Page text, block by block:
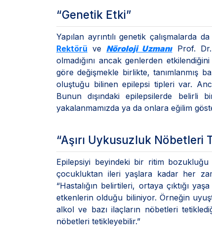
“Genetik Etki”
Yapılan ayrıntılı genetik çalışmalarda
Rektörü veNöroloji UzmanıProf. Dr.
olmadığını ancak genlerden
göre değişmekle birlikte, tanımlanmış
oluştuğu bilinen epilepsi tipleri var.
Bunun dışındaki epilepsilerde belirli
yakalanmamızda ya da onlara eğilim
“Aşırı Uykusuzluk Nöbetleri
Epilepsiyi beyindeki bir ritim
çocukluktan ileri yaşlara kadar her
“Hastalığın belirtileri, ortaya çıktığı
etkenlerin olduğu biliniyor. Örneğin
alkol ve bazı ilaçların nöbetleri
nöbetleri tetikleyebilir.”